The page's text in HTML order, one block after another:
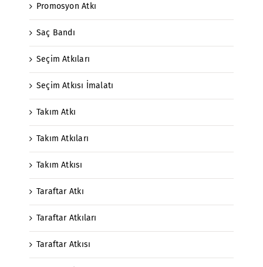
Promosyon Atkı
Saç Bandı
Seçim Atkıları
Seçim Atkısı İmalatı
Takım Atkı
Takım Atkıları
Takım Atkısı
Taraftar Atkı
Taraftar Atkıları
Taraftar Atkısı